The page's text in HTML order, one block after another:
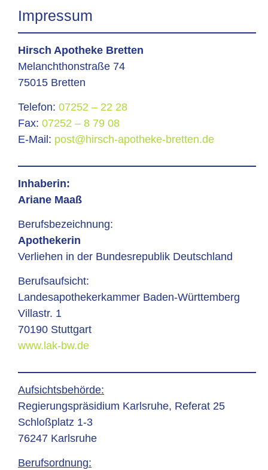
Impressum
Hirsch Apotheke Bretten
Melanchthonstraße 74
75015 Bretten
Telefon: 07252 – 22 28
Fax: 07252 – 8 79 08
E-Mail: post@hirsch-apotheke-bretten.de
Inhaberin:
Ariane Maaß
Berufsbezeichnung:
Apothekerin
Verliehen in der Bundesrepublik Deutschland
Berufsaufsicht:
Landesapothekerkammer Baden-Württemberg
Villastr. 1
70190 Stuttgart
www.lak-bw.de
Aufsichtsbehörde:
Regierungspräsidium Karlsruhe, Referat 25
Schloßplatz 1-3
76247 Karlsruhe
Berufsordnung: